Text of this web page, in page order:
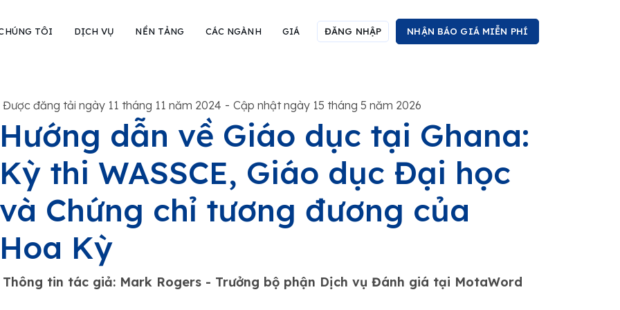
TÔI DỊCH VỤ NỀN TẢNG CÁC NGÀNH GIÁ ĐĂNG NHẬP NHẬN BÁO GIÁ MIỄN PHÍ
Được đăng tải ngày 11 tháng 11 năm 2024 - Cập nhật ngày 15 tháng 5 năm 2026
dẫn về Giáo dục tại Ghana:
thi WASSCE, Giáo dục Đại học
Chứng chỉ tương đương của
Kỳ
Thông tin tác giả: Mark Rogers - Trưởng bộ phận Dịch vụ Đánh giá tại MotaWord